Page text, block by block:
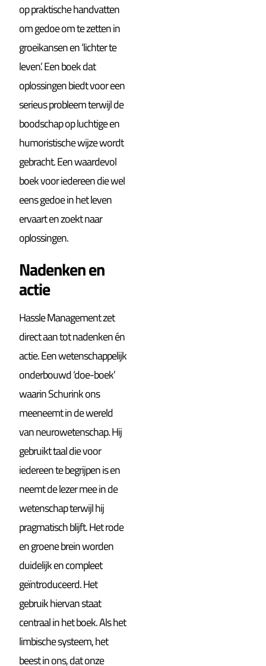
op praktische handvatten
om gedoe om te zetten in
groeikansen en ‘lichter te
leven’. Een boek dat
oplossingen biedt voor een
serieus probleem terwijl de
boodschap op luchtige en
humoristische wijze wordt
gebracht. Een waardevol
boek voor iedereen die wel
eens gedoe in het leven
ervaart en zoekt naar
oplossingen.
Nadenken en
actie
Hassle Management zet
direct aan tot nadenken én
actie. Een wetenschappelijk
onderbouwd ‘doe-boek’
waarin Schurink ons
meeneemt in de wereld
van neurowetenschap. Hij
gebruikt taal die voor
iedereen te begrijpen is en
neemt de lezer mee in de
wetenschap terwijl hij
pragmatisch blijft. Het rode
en groene brein worden
duidelijk en compleet
geïntroduceerd. Het
gebruik hiervan staat
centraal in het boek. Als het
limbische systeem, het
beest in ons, dat onze